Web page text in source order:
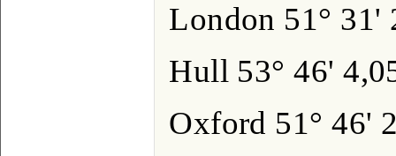
London 51° 31'
Hull 53° 46'
Oxford 51° 46'